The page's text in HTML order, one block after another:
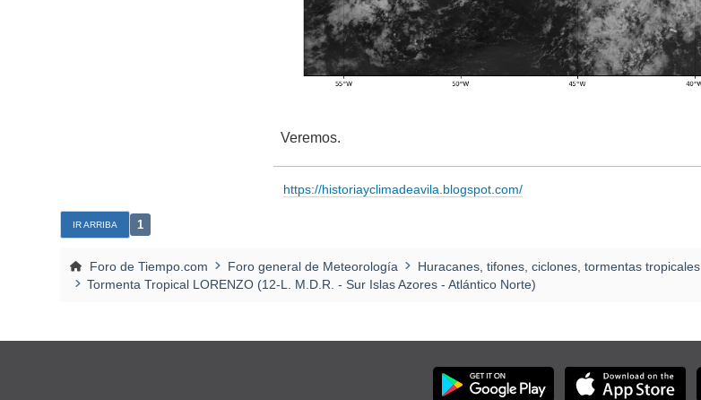
Veremos.
https://historiayclimadeavila.blogspot.com/
IR ARRIBA 1
Foro de Tiempo.com Foro general de Meteorología Huracanes, tifones, ciclones, tormentas tropicales
Tormenta Tropical LORENZO (12-L. M.D.R. - Sur Islas Azores - Atlántico Norte)